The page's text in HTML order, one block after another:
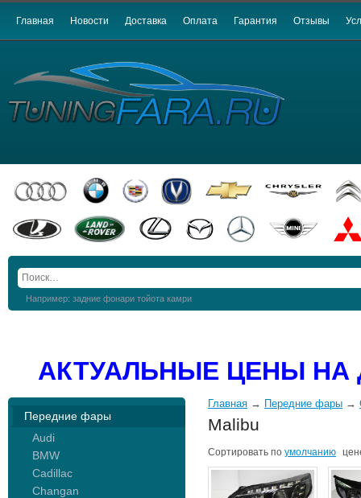
Главная Новости Доставка Оплата Гарантия Отзывы
Например: задние фонари тойота камри
АКТУАЛЬНЫЕ ЦЕНЫ
Передние фары
Audi
BMW
Cadillac
Changan
Главная → Передние фары →
Malibu
Сортировать по умолчанию